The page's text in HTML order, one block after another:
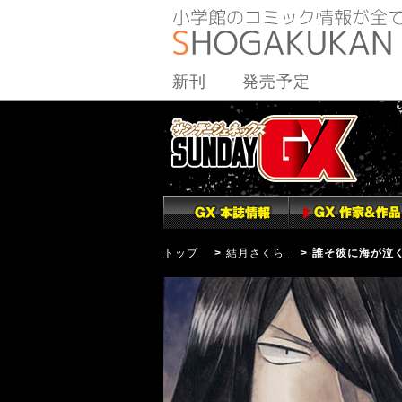
新刊 発売予定
トップ > 結月さくら > 誰そ彼に海が泣